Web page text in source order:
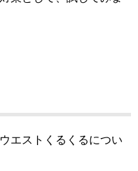
エストくるくるについ